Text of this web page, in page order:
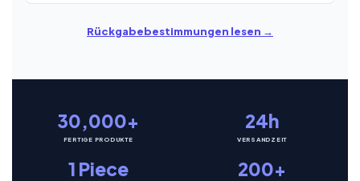
Rückgabebestimmungen lesen →
30,000+
FERTIGE PRODUKTE
24h
VERSANDZEIT
1 Piece 200+